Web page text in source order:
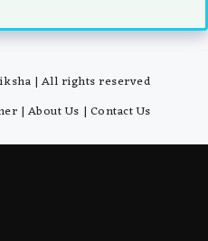
| All rights reserved
| About Us | Contact Us